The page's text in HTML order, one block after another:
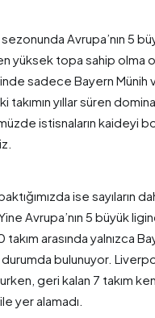
Avrupa’nın 5
yüksek topa sahip olma
sadece Bayern Münih
takımın yıllar süren
istisnaların kaideyi
ise sayıların
Avrupa’nın 5 büyük
takım arasında yalnızca
bulunuyor.
geri kalan 7 takım
yer alamadı.